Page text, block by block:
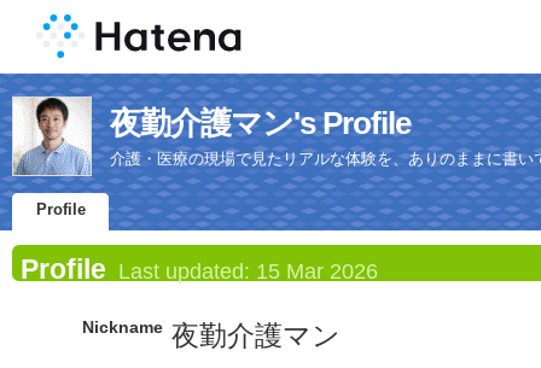
夜勤介護マン's Profile
介護・医療の現場で見たリアルな体験を、ありのままに書い
Profile
Profile Last updated: 15 Mar 2026
Nickname 夜勤介護マン